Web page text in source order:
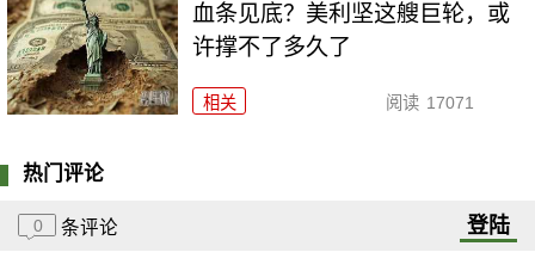
血条见底？美利坚这艘巨轮，或
许撑不了多久了
相关 阅读 17071
热门评论
0 条评论 登陆